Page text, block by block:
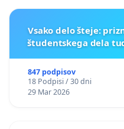
Vsako delo šteje:
študentskega dela
847 podpisov
18 Podpisi / 30 dni
29 Mar 2026